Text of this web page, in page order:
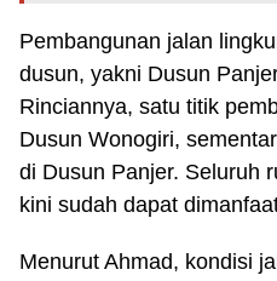
Pembangunan jalan
dusun, yakni Dusun
Rinciannya, satu titik
Dusun Wonogiri,
di Dusun Panjer. Seluruh
kini sudah dapat
Menurut Ahmad, kondisi